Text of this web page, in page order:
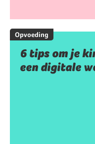
Opvoeding
6 tips om je
een digitale